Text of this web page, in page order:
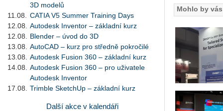
3D modelů
11.08.
CATIA V5 Summer Training Days
12.08.
Autodesk Inventor – základní kurz
12.08.
Blender – úvod do 3D
13.08.
AutoCAD – kurz pro středně pokročilé
13.08.
Autodesk Fusion 360 – základní kurz
14.08.
Autodesk Fusion 360 – pro uživatele
Autodesk Inventor
17.08.
Trimble SketchUp – základní kurz
Další akce v kalendáři
Mohlo by